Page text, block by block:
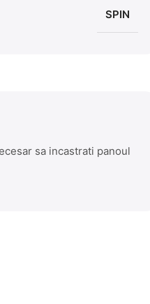
SPIN
sa incastrati panoul